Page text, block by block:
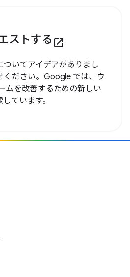
ストする open_in_new
ついてアイデアがありまし
ください。Google では、ウ
ムを改善するための新しい
ています。